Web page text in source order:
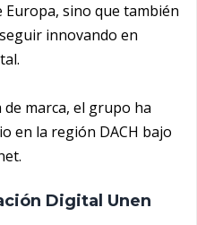
Europa, sino que también
innovando en
marca, el grupo ha
en la región DACH bajo
Digital Unen